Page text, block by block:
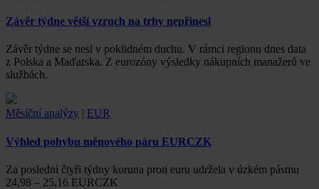
Závěr týdne větší vzruch na trhy nepřinesl
Závěr týdne se nesl v poklidném duchu. V rámci regionu dnes data
z Polska a Maďarska. Z eurozóny výsledky nákupních manažerů ve
službách.
Měsíční analýzy EUR
Výhled pohybu měnového páru EURCZK
Za poslední čtyři týdny koruna proti euru udržela v úzkém pásmu
24,98 – 25,16 EURCZK